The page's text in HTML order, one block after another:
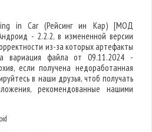
in Car (Рейсинг ин Кар) [МОД
- 2.2.2, в измененной версии
из-за которых артефакты
вариация файла от 09.11.2024 -
если получена недоработанная
в наши друзья, чтоб получать
рекомендованные нашими